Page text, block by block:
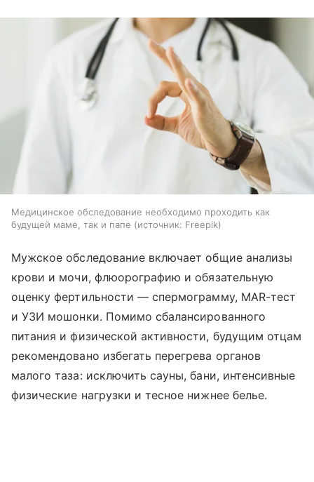
Медицинское обследование необходимо проходить как
будущей маме, так и папе
источник: Freepik
Мужское обследование включает общие анализы
крови и мочи, флюорографию и обязательную
оценку фертильности — спермограмму, MAR-тест
и УЗИ мошонки. Помимо сбалансированного
питания и физической активности, будущим отцам
рекомендовано избегать перегрева органов
малого таза: исключить сауны, бани, интенсивные
физические нагрузки и тесное нижнее белье.